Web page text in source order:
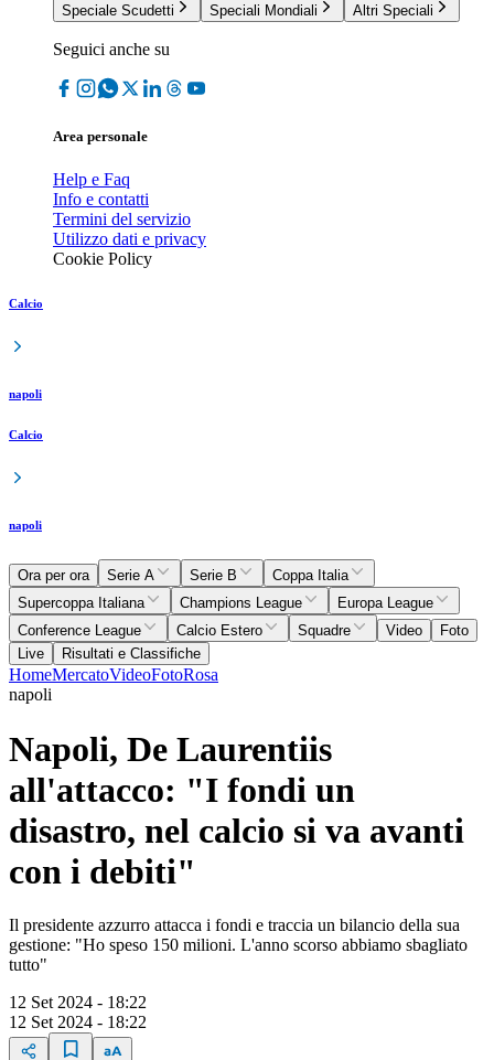
Speciale Scudetti
Speciali Mondiali Altri Speciali
Seguici anche su
Area personale
Help e Faq
Info e contatti
Termini del servizio
Utilizzo dati e privacy
Cookie Policy
Calcio
napoli
Calcio
napoli
Ora per ora Serie A Serie B
Coppa Italia
Supercoppa Italiana
Champions League
Europa League
Conference League
Calcio Estero Squadre Video
Foto
Live
Risultati e Classifiche
HomeMercatoVideoFotoRosa
napoli
Napoli, De Laurentiis
all'attacco: "I fondi un
disastro, nel calcio si va avanti
con i debiti"
Il presidente azzurro attacca i fondi e traccia un bilancio della sua
gestione: "Ho speso 150 milioni. L'anno scorso abbiamo sbagliato
tutto"
12 Set 2024 - 18:22
12 Set 2024 - 18:22